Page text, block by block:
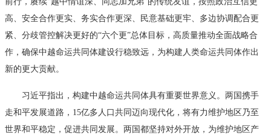
高、安全合作更实、务实合作更深、民意基础更牢、多边协调配合更
紧、分歧管控解决更好的“六个更”总体目标，高质量推动全面战略合
作，确保中越命运共同体建设行稳致远，为构建人类命运共同体作出
新的更大贡献。
习近平指出，构建中越命运共同体具有重要世界意义。两国携手
走和平发展道路，15亿多人口共同迈向现代化，将有力维护地区乃至
世界和平稳定，促进共同发展。两国都坚持对外开放，为维护地区产